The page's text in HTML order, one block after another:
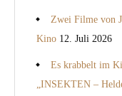
Zwei Filme von
Kino 12. Juli 2026
Es krabbelt im
„INSEKTEN –